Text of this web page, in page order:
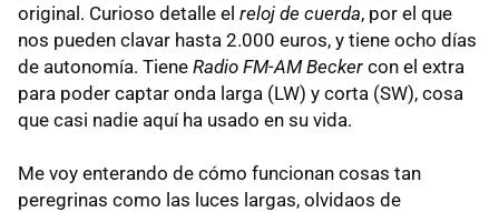
original. Curioso detalle el reloj de cuerda, por el que
nos pueden clavar hasta 2.000 euros, y tiene ocho días
de autonomía. Tiene Radio FM-AM Becker con el extra
para poder captar onda larga (LW) y corta (SW), cosa
que casi nadie aquí ha usado en su vida.
Me voy enterando de cómo funcionan cosas tan
peregrinas como las luces largas, olvidaos de